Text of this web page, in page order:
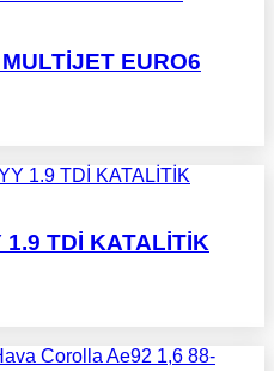
EURO6
TDİ KATALİTİK